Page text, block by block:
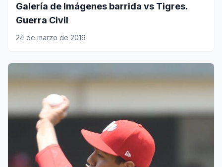
Galería de Imágenes barrida vs Tigres.
Guerra Civil
24 de marzo de 2019